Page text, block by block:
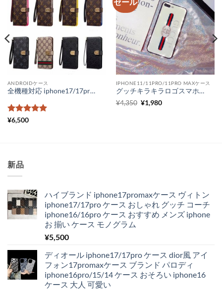
ANDROIDケース
全機種対応 iphone17/17promax スマホケース かわいい ブランド ヴィトン iphone16/15/14 ケース フリーサイズ 手帳型 gucci 携帯ケース galaxy スライド式 xperia aquos カバー 大人可愛い
5段階中
¥6,500
IPHONE11/11PRO/11PRO MAXケース
グッチキラキラロゴスマホケース iPhone11 pro max メンズ ペアルック gucci スマホケース iphone xs max xr ハードケース ガラス 人気 iPhone8 8プラスカバー おしゃれ
¥4,350 元
¥1,980現
新品
ハイブランド iphone17promaxケース ヴィトン
iphone17/17pro ケース おしゃれ グッチ コーチ
iphone16/16pro ケース おすすめ メンズ iphone
お 揃い ケース モノグラム
¥5,500
ディオール iphone17/17pro ケース dior風 アイ
フォン17promaxケース ブランド パロディ
iphone16pro/15/14 ケース おそろい iphone16
ケース 大人 可愛い